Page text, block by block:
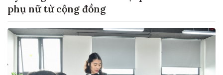
phụ nữ từ cộng đồng